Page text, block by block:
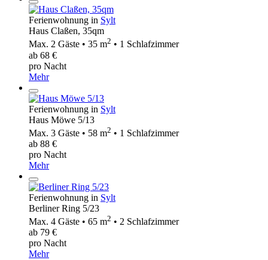
Ferienwohnung in Sylt
Haus Claßen, 35qm
Max. 2 Gäste • 35 m2 • 1 Schlafzimmer
ab 68 €
pro Nacht
Mehr
Ferienwohnung in Sylt
Haus Möwe 5/13
Max. 3 Gäste • 58 m2 • 1 Schlafzimmer
ab 88 €
pro Nacht
Mehr
Ferienwohnung in Sylt
Berliner Ring 5/23
Max. 4 Gäste • 65 m2 • 2 Schlafzimmer
ab 79 €
pro Nacht
Mehr